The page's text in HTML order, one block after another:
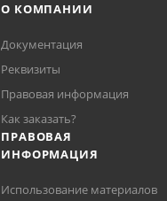
О КОМПАНИИ
Документация
Реквизиты
Правовая информация
Как заказать?
ПРАВОВАЯ
ИНФОРМАЦИЯ
Использование материалов